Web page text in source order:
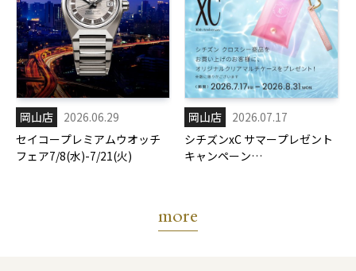
岡山店
2026.06.29
セイコープレミアムウオッチ
フェア7/8(水)-7/21(火)
岡山店
2026.07.17
シチズンxC サマープレゼント
キャンペーン
more